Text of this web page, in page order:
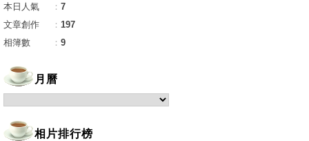
本日人氣
： 7
文章創作
： 197
相簿數
： 9
月曆
相片排行榜